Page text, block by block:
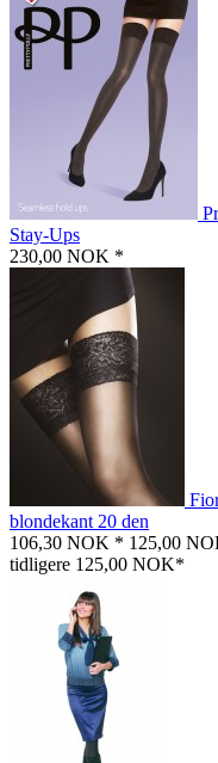
Stay-Ups
230,00 NOK *
blondekant 20 den
106,30 NOK * 125,00
tidligere 125,00 NOK*